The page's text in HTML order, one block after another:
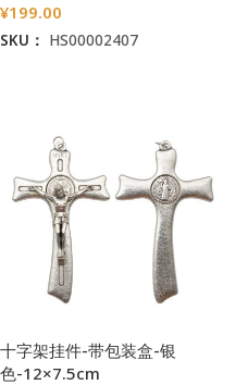
¥199.00
SKU： HS00002407
十字架挂件-带包装盒-银
色-12×7.5cm